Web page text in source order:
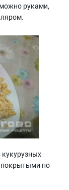
руками,
покрытыми по